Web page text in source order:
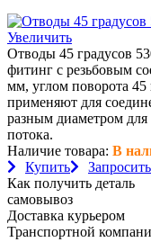
Увеличить
Отводы 45 градусов
фитинг с резьбовым
мм, углом поворота 45
применяют для
разным диаметром для
потока.
Наличие товара: В
Купить
Как получить деталь
самовывоз
Доставка курьером
Транспортной